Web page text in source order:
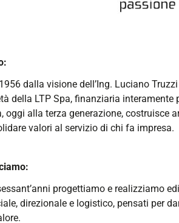
dalla visione dell’Ing. Luciano
della LTP Spa, finanziaria
oggi alla terza generazione, costruisce
valori al servizio di chi fa impresa.
progettiamo e realizziamo
direzionale e logistico, pensati per